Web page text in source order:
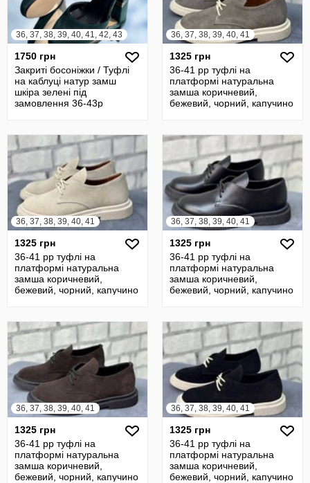
36, 37, 38, 39, 40, 41, 42, 43
1750 грн
Закриті босоніжки / Туфлі
на каблуці натур замш
шкіра зелені під
замовлення 36-43р
36, 37, 38, 39, 40, 41
1325 грн
36-41 рр туфлі на
платформі натуральна
замша коричневий,
бежевий, чорний, капучино
36, 37, 38, 39, 40, 41
1325 грн
36-41 рр туфлі на
платформі натуральна
замша коричневий,
бежевий, чорний, капучино
36, 37, 38, 39, 40, 41
1325 грн
36-41 рр туфлі на
платформі натуральна
замша коричневий,
бежевий, чорний, капучино
36, 37, 38, 39, 40, 41
1325 грн
36-41 рр туфлі на
платформі натуральна
замша коричневий,
бежевий, чорний, капучино
36, 37, 38, 39, 40, 41
1325 грн
36-41 рр туфлі на
платформі натуральна
замша коричневий,
бежевий, чорний, капучино